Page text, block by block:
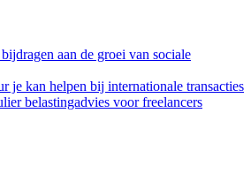
aan de groei van sociale
je kan helpen bij internationale transacties
belastingadvies voor freelancers